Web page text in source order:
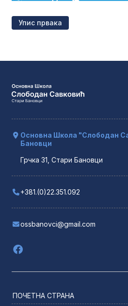
Упис првака
Основна Школа "Слободан
Бановци
Грчка 31, Стари Бановци
+381.(0)22.351.092
ossbanovci@gmail.com
ПОЧЕТНА СТРАНА